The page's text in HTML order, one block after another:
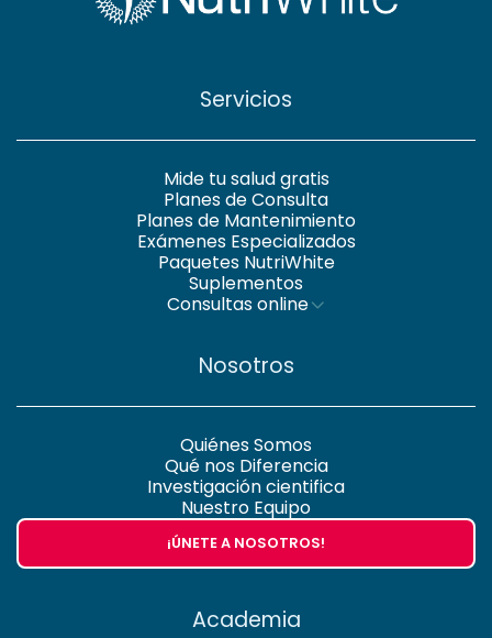
Servicios
Mide tu salud gratis
Planes de Consulta
Planes de Mantenimiento
Exámenes Especializados
Paquetes NutriWhite
Suplementos
Consultas online
Nosotros
Quiénes Somos
Qué nos Diferencia
Investigación cientifica
Nuestro Equipo
¡ÚNETE A NOSOTROS!
Academia